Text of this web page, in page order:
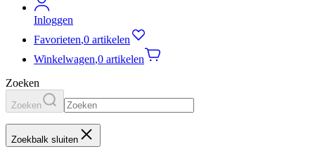
Inloggen
Favorieten,0 artikelen
Winkelwagen,0 artikelen
Zoeken
Zoeken
Zoekbalk sluiten